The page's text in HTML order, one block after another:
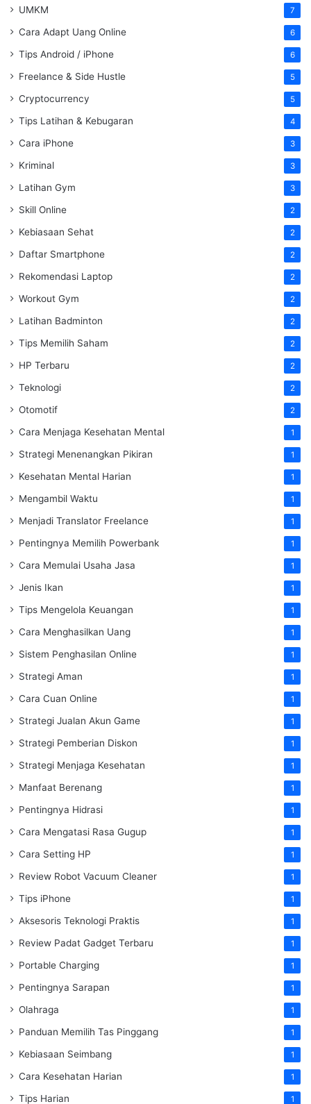
UMKM 7
Cara Adapt Uang Online 6
Tips Android / iPhone 6
Freelance & Side Hustle 5
Cryptocurrency 5
Tips Latihan & Kebugaran 4
Cara iPhone 3
Kriminal 3
Latihan Gym 3
Skill Online 2
Kebiasaan Sehat 2
Daftar Smartphone 2
Rekomendasi Laptop 2
Workout Gym 2
Latihan Badminton 2
Tips Memilih Saham 2
HP Terbaru 2
Teknologi 2
Otomotif 2
Cara Menjaga Kesehatan Mental 1
Strategi Menenangkan Pikiran 1
Kesehatan Mental Harian 1
Mengambil Waktu 1
Menjadi Translator Freelance 1
Pentingnya Memilih Powerbank 1
Cara Memulai Usaha Jasa 1
Jenis Ikan 1
Tips Mengelola Keuangan 1
Cara Menghasilkan Uang 1
Sistem Penghasilan Online 1
Strategi Aman 1
Cara Cuan Online 1
Strategi Jualan Akun Game 1
Strategi Pemberian Diskon 1
Strategi Menjaga Kesehatan 1
Manfaat Berenang 1
Pentingnya Hidrasi 1
Cara Mengatasi Rasa Gugup 1
Cara Setting HP 1
Review Robot Vacuum Cleaner 1
Tips iPhone 1
Aksesoris Teknologi Praktis 1
Review Padat Gadget Terbaru 1
Portable Charging 1
Pentingnya Sarapan 1
Olahraga 1
Panduan Memilih Tas Pinggang 1
Kebiasaan Seimbang 1
Cara Kesehatan Harian 1
Tips Harian 1